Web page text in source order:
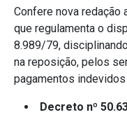
Confere nova redação
que regulamenta o
8.989/79,
na reposição, pelos
pagamentos
Decreto nº